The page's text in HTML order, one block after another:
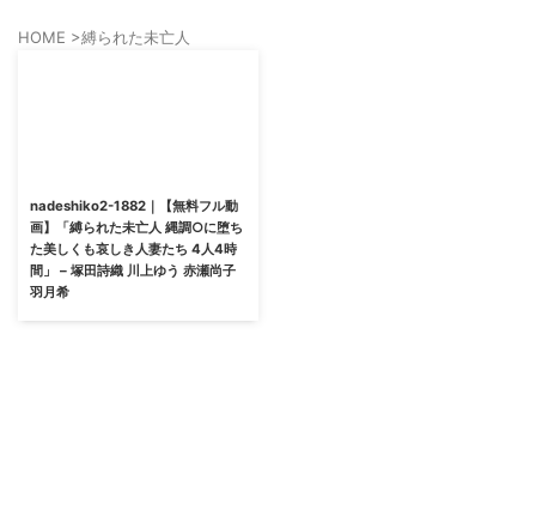
HOME >縛られた未亡人
nadeshiko2-1882｜【無料フル動
画】「縛られた未亡人 縄調○に堕ち
た美しくも哀しき人妻たち 4人4時
間」 – 塚田詩織 川上ゆう 赤瀬尚子
羽月希